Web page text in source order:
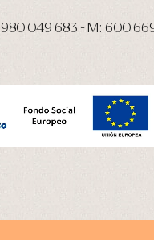
980 049 683 - M: 600